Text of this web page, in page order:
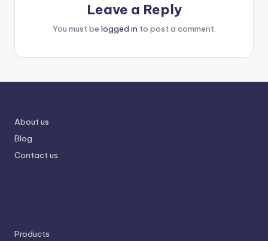
Leave a Reply
You must be logged in to post a comment.
About us
Blog
Contact us
Products